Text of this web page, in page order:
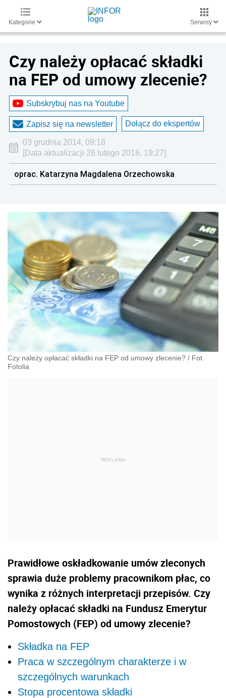
Kategorie Serwisy
Czy należy opłacać składki
na FEP od umowy zlecenie?
Subskrybuj nas na Youtube
Zapisz się na newsletter Dołącz do ekspertów
03 grudnia 2014, 09:18
[Data aktualizacji 26 lutego 2016, 19:27]
oprac. Katarzyna Magdalena Orzechowska
Czy należy opłacać składki na FEP od umowy zlecenie? / Fot.
Fotolia
Prawidłowe oskładkowanie umów zleconych
sprawia duże problemy pracownikom płac, co
wynika z różnych interpretacji przepisów. Czy
należy opłacać składki na Fundusz Emerytur
Pomostowych (FEP) od umowy zlecenie?
Składka na FEP
Praca w szczególnym charakterze i w
szczególnych warunkach
Stopa procentowa składki